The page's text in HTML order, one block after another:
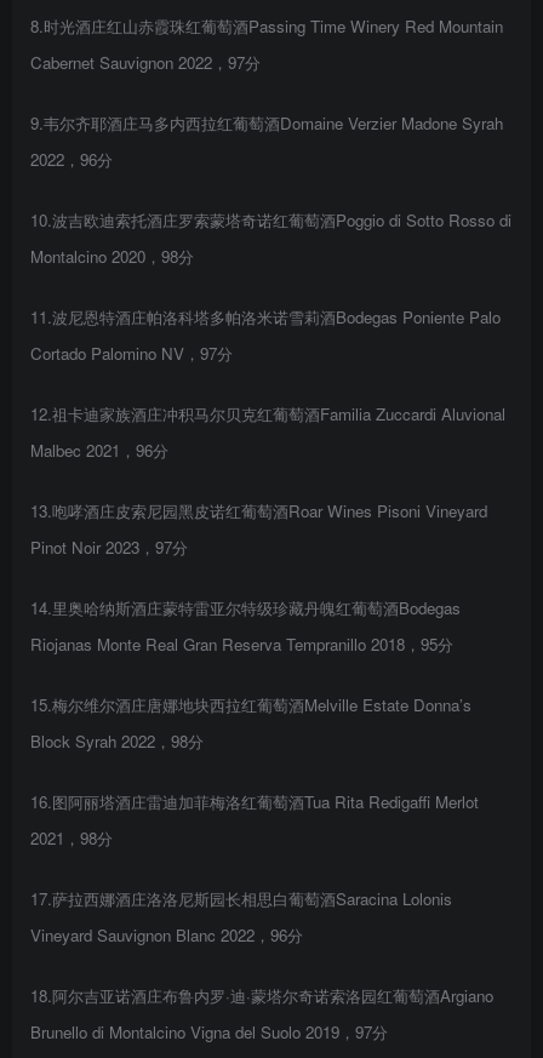
8.时光酒庄红山赤霞珠红葡萄酒Passing Time Winery Red Mountain
Cabernet Sauvignon 2022，97分
9.韦尔齐耶酒庄马多内西拉红葡萄酒Domaine Verzier Madone Syrah
2022，96分
10.波吉欧迪索托酒庄罗索蒙塔奇诺红葡萄酒Poggio di Sotto Rosso di
Montalcino 2020，98分
11.波尼恩特酒庄帕洛科塔多帕洛米诺雪莉酒Bodegas Poniente Palo
Cortado Palomino NV，97分
12.祖卡迪家族酒庄冲积马尔贝克红葡萄酒Familia Zuccardi Aluvional
Malbec 2021，96分
13.咆哮酒庄皮索尼园黑皮诺红葡萄酒Roar Wines Pisoni Vineyard
Pinot Noir 2023，97分
14.里奥哈纳斯酒庄蒙特雷亚尔特级珍藏丹魄红葡萄酒Bodegas
Riojanas Monte Real Gran Reserva Tempranillo 2018，95分
15.梅尔维尔酒庄唐娜地块西拉红葡萄酒Melville Estate Donna’s
Block Syrah 2022，98分
16.图阿丽塔酒庄雷迪加菲梅洛红葡萄酒Tua Rita Redigaffi Merlot
2021，98分
17.萨拉西娜酒庄洛洛尼斯园长相思白葡萄酒Saracina Lolonis
Vineyard Sauvignon Blanc 2022，96分
18.阿尔吉亚诺酒庄布鲁内罗·迪·蒙塔尔奇诺索洛园红葡萄酒Argiano
Brunello di Montalcino Vigna del Suolo 2019，97分